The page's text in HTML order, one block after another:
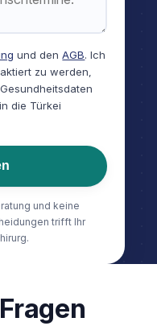
und denAGB. Ich
zu werden,
die Türkei
und keine
trifft Ihr